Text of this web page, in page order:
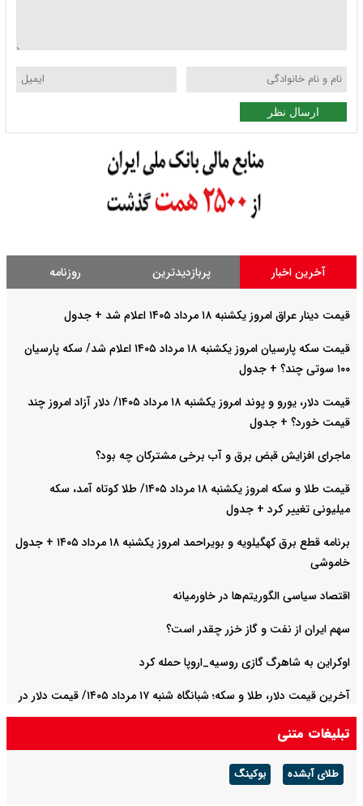
ارسال نظر
آخرین اخبار پربازدیدترین روزنامه
قیمت دینار عراق امروز یکشنبه ۱۸ مرداد ۱۴۰۵ اعلام شد + جدول
قیمت سکه پارسیان امروز یکشنبه ۱۸ مرداد ۱۴۰۵ اعلام شد/ سکه پارسیان
۱۰۰ سوتی چند؟ + جدول
قیمت دلار، یورو و پوند امروز یکشنبه ۱۸ مرداد ۱۴۰۵/ دلار آزاد امروز چند
قیمت خورد؟ + جدول
ماجرای افزایش قبض برق و آب برخی مشترکان چه بود؟
قیمت طلا و سکه امروز یکشنبه ۱۸ مرداد ۱۴۰۵/ طلا کوتاه آمد، سکه
میلیونی تغییر کرد + جدول
برنامه قطع برق کهگیلویه و بویراحمد امروز یکشنبه ۱۸ مرداد ۱۴۰۵ + جدول
خاموشی
اقتصاد سیاسی الگوریتم‌ها در خاورمیانه
سهم ایران از نفت و گاز خزر چقدر است؟
اوکراین به شاهرگ گازی روسیه_اروپا حمله کرد
آخرین قیمت دلار، طلا و سکه؛ شبانگاه شنبه ۱۷ مرداد ۱۴۰۵/ قیمت دلار در
مسیر افزایش افتاد
تبلیغات متنی
طلای آبشده بوکینگ